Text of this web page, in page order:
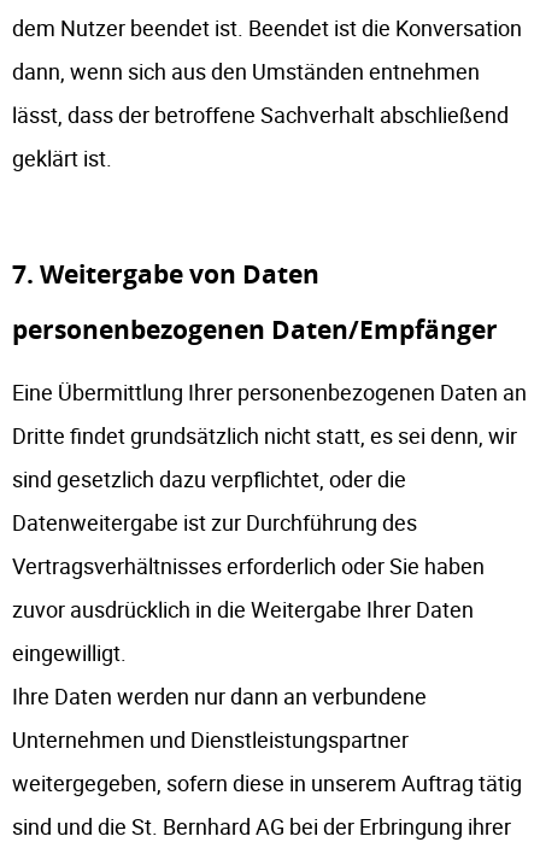
dem Nutzer beendet ist. Beendet ist die Konversation
dann, wenn sich aus den Umständen entnehmen
lässt, dass der betroffene Sachverhalt abschließend
geklärt ist.
7. Weitergabe von Daten
personenbezogenen Daten/Empfänger
Eine Übermittlung Ihrer personenbezogenen Daten an
Dritte findet grundsätzlich nicht statt, es sei denn, wir
sind gesetzlich dazu verpflichtet, oder die
Datenweitergabe ist zur Durchführung des
Vertragsverhältnisses erforderlich oder Sie haben
zuvor ausdrücklich in die Weitergabe Ihrer Daten
eingewilligt.
Ihre Daten werden nur dann an verbundene
Unternehmen und Dienstleistungspartner
weitergegeben, sofern diese in unserem Auftrag tätig
sind und die St. Bernhard AG bei der Erbringung ihrer